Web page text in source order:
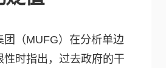
团（MUFG）在分析单边
性时指出，过去政府的干